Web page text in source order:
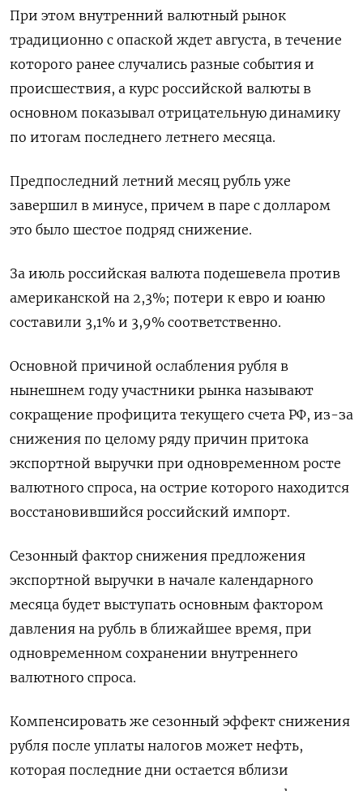
При этом внутренний валютный рынок
традиционно с опаской ждет августа, в течение
которого ранее случались разные события и
происшествия, а курс российской валюты в
основном показывал отрицательную динамику
по итогам последнего летнего месяца.
Предпоследний летний месяц рубль уже
завершил в минусе, причем в паре с долларом
это было шестое подряд снижение.
За июль российская валюта подешевела против
американской на 2,3%; потери к евро и юаню
составили 3,1% и 3,9% соответственно.
Основной причиной ослабления рубля в
нынешнем году участники рынка называют
сокращение профицита текущего счета РФ, из-за
снижения по целому ряду причин притока
экспортной выручки при одновременном росте
валютного спроса, на острие которого находится
восстановившийся российский импорт.
Сезонный фактор снижения предложения
экспортной выручки в начале календарного
месяца будет выступать основным фактором
давления на рубль в ближайшее время, при
одновременном сохранении внутреннего
валютного спроса.
Компенсировать же сезонный эффект снижения
рубля после уплаты налогов может нефть,
которая последние дни остается вблизи